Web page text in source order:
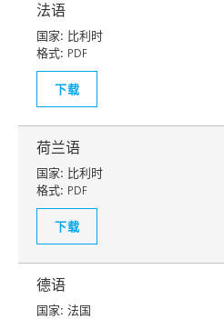
法语
国家: 比利时
格式: PDF
下载
荷兰语
国家: 比利时
格式: PDF
下载
德语
国家: 法国